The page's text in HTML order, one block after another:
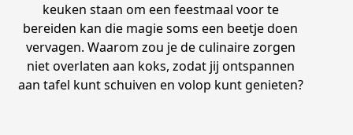
keuken staan om een feestmaal voor te
bereiden kan die magie soms een beetje doen
vervagen. Waarom zou je de culinaire zorgen
niet overlaten aan koks, zodat jij ontspannen
aan tafel kunt schuiven en volop kunt genieten?